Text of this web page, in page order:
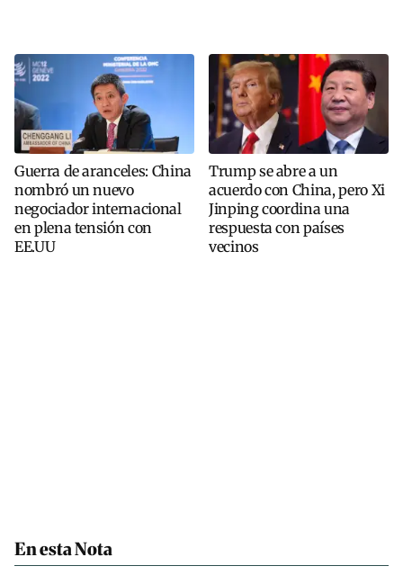
Guerra de aranceles: China
nombró un nuevo
negociador internacional
en plena tensión con
EE.UU
Trump se abre a un
acuerdo con China, pero Xi
Jinping coordina una
respuesta con países
vecinos
En esta Nota